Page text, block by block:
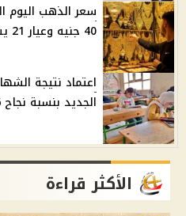
40 جنيه وعيار 21 يسجل 6140 جنيهًا
الجديد بنسبة نجاح 86% وقائمة بأسماء الأوائل
الأكثر قراءة